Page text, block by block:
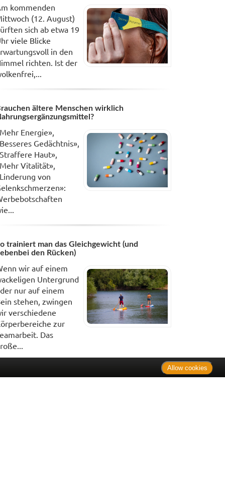
kommenden
(12. August)
sich ab etwa 19
viele Blicke
in den
richten. Ist der
ältere Menschen wirklich
Energie»,
Gedächtnis»,
Haut»,
Vitalität»,
von
trainiert man das Gleichgewicht (und
den Rücken)
wir auf einem
Untergrund
nur auf einem
stehen, zwingen
verschiedene
zur
Das
Allow cookies